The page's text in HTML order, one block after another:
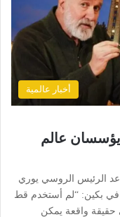
أخبار عالمية
عالم
الرئيس الروسي يوري
في بكين: “لم أستخدم قط
حقيقة واقعة يمكن